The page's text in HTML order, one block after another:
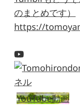
のまとめです）
https://
YouTube動画